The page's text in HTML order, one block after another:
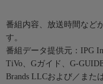
番組内容、放送時間など
す。
番組データ提供元：IPG
TiVo、Gガイド、G-
Brands LLCおよび／また